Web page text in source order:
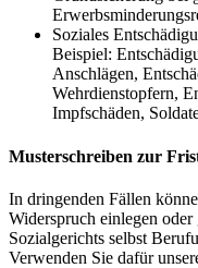
Soziales
Beispiel:
Anschlägen,
Wehrdienstopfern,
Impfschäden,
Musterschreiben zur
In dringenden Fällen
Widerspruch einlegen
Sozialgerichts selbst
Verwenden Sie dafür